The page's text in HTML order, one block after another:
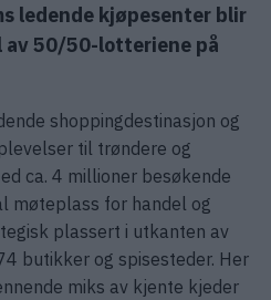
ledende kjøpesenter blir
av 50/50-lotteriene på
shoppingdestinasjon og
til trøndere og
ca. 4 millioner besøkende
møteplass for handel og
plassert i utkanten av
butikker og spisesteder. Her
miks av kjente kjeder